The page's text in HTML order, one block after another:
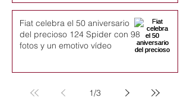
Fiat celebra el 50 aniversario
del precioso 124 Spider con 98
fotos y un emotivo vídeo
1/3